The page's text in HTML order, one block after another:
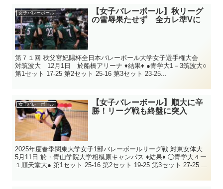
女子バレーボール
【女子バレーボール】秋リーグ
の雪辱果たせず 全カレ準Vに
第７１回 秩父宮妃賜杯全日本バレーボール大学女子選手権大会
対筑波大 12月1日 於船橋アリーナ ♦結果♦ ●青学大1－3筑波大○
第1セット 17-25 第2セット 25-16 第3セット 23-25...
女子バレーボール
【女子バレーボール】順大に辛
勝！リーグ戦も終盤に突入
2025年度春季関東大学女子1部バレーボールリーグ戦 対東女体大
5月11日 於・青山学院大学相模原キャンパス ♦結果♦ ◯青学大４ー
１順天堂大● 第1セット 25-16 第2セット 19-25 第3セット 27-25 ...